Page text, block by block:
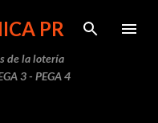
PR
de la lotería
3 - PEGA 4